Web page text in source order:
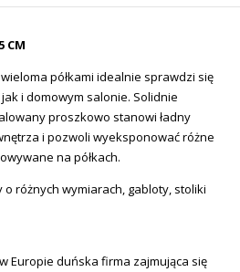
CM
półkami idealnie sprawdzi się
i domowym salonie. Solidnie
proszkowo stanowi ładny
i pozwoli wyeksponować różne
na półkach.
o różnych wymiarach, gabloty, stoliki
Europie duńska firma zajmująca się